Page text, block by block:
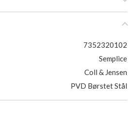
7352320102
Semplice
Coll & Jensen
PVD Børstet Stål